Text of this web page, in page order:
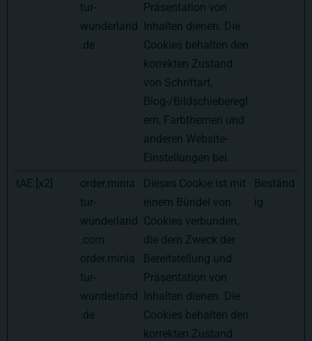
tur-
wunderland
.de
Präsentation von
Inhalten dienen. Die
Cookies behalten den
korrekten Zustand
von Schriftart,
Blog-/Bildschieberegl
ern, Farbthemen und
anderen Website-
Einstellungen bei.
tAE [x2]
order.minia
tur-
wunderland
.com
order.minia
tur-
wunderland
.de
Dieses Cookie ist mit
einem Bündel von
Cookies verbunden,
die dem Zweck der
Bereitstellung und
Präsentation von
Inhalten dienen. Die
Cookies behalten den
korrekten Zustand
Beständ
ig